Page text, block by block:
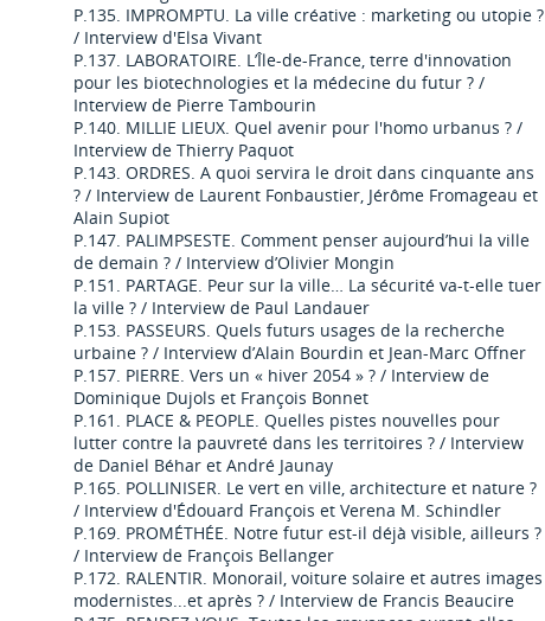
P.135. IMPROMPTU. La ville créative : marketing ou utopie ?
/ Interview d'Elsa Vivant
P.137. LABORATOIRE. L’Île-de-France, terre d'innovation
pour les biotechnologies et la médecine du futur ? /
Interview de Pierre Tambourin
P.140. MILLIE LIEUX. Quel avenir pour l'homo urbanus ? /
Interview de Thierry Paquot
P.143. ORDRES. A quoi servira le droit dans cinquante ans
? / Interview de Laurent Fonbaustier, Jérôme Fromageau et
Alain Supiot
P.147. PALIMPSESTE. Comment penser aujourd’hui la ville
de demain ? / Interview d’Olivier Mongin
P.151. PARTAGE. Peur sur la ville… La sécurité va-t-elle tuer
la ville ? / Interview de Paul Landauer
P.153. PASSEURS. Quels futurs usages de la recherche
urbaine ? / Interview d’Alain Bourdin et Jean-Marc Offner
P.157. PIERRE. Vers un « hiver 2054 » ? / Interview de
Dominique Dujols et François Bonnet
P.161. PLACE & PEOPLE. Quelles pistes nouvelles pour
lutter contre la pauvreté dans les territoires ? / Interview
de Daniel Béhar et André Jaunay
P.165. POLLINISER. Le vert en ville, architecture et nature ?
/ Interview d'Édouard François et Verena M. Schindler
P.169. PROMÉTHÉE. Notre futur est-il déjà visible, ailleurs ?
/ Interview de François Bellanger
P.172. RALENTIR. Monorail, voiture solaire et autres images
modernistes...et après ? / Interview de Francis Beaucire